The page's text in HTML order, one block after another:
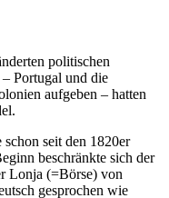
politischen
Portugal und die
aufgeben – hatten
seit den 1820er
beschränkte sich der
Lonja (=Börse) von
gesprochen wie